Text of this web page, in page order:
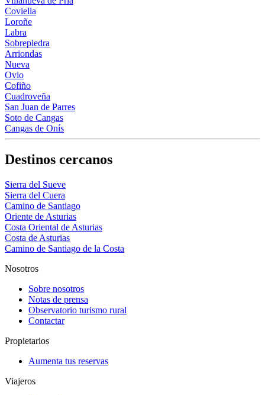
Coviella
Loroñe
Labra
Sobrepiedra
Arriondas
Nueva
Ovio
Cofiño
Cuadroveña
San Juan de Parres
Soto de Cangas
Cangas de Onís
Destinos cercanos
Sierra del Sueve
Sierra del Cuera
Camino de Santiago
Oriente de Asturias
Costa Oriental de Asturias
Costa de Asturias
Camino de Santiago de la Costa
Nosotros
Sobre nosotros
Notas de prensa
Observatorio turismo rural
Contactar
Propietarios
Aumenta tus reservas
Viajeros